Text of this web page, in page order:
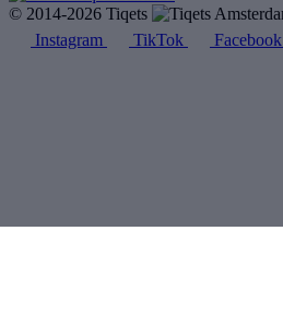
© 2014-2026 Tiqets
Instagram
TikTok Facebook